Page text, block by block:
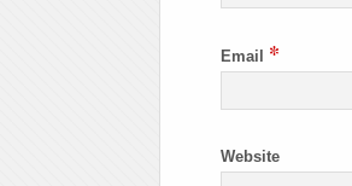
Email *
Website